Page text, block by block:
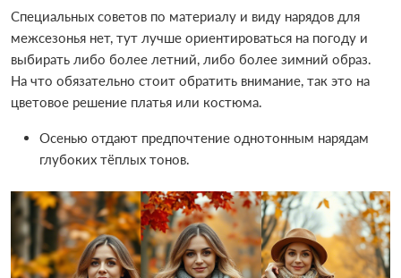
Специальных советов по материалу и виду нарядов для
межсезонья нет, тут лучше ориентироваться на погоду и
выбирать либо более летний, либо более зимний образ.
На что обязательно стоит обратить внимание, так это на
цветовое решение платья или костюма.
Осенью отдают предпочтение однотонным нарядам
глубоких тёплых тонов.